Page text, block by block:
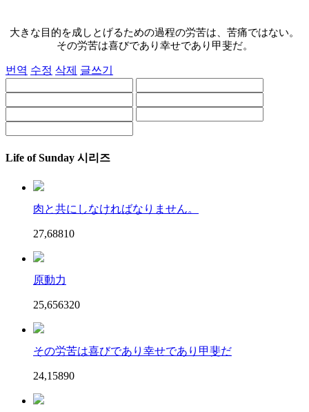
大きな目的を成しとげるための過程の労苦は、苦痛ではない。
その労苦は喜びであり幸せであり甲斐だ。
번역 수정 삭제 글쓰기
Life of Sunday 시리즈
肉と共にしなければなりません。
27,68810
原動力
25,656320
その労苦は喜びであり幸せであり甲斐だ
24,15890